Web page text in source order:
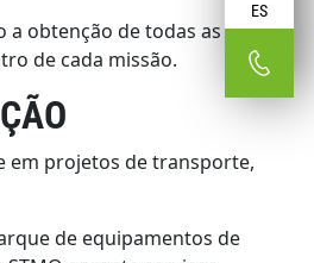
ES
a obtenção de todas as
de cada missão.
em projetos de transporte,
de equipamentos de